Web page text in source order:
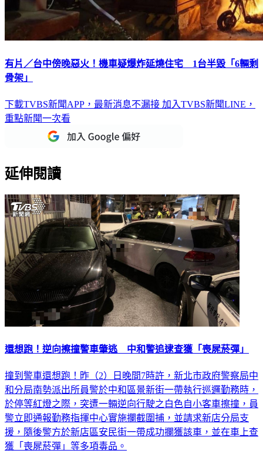
有片／台中傍晚惡火！機車疑爆炸延燒住宅 1台半毀「6輛剩
骨架」
下載TVBS新聞APP，最新消息不漏接 加入TVBS新聞LINE，
重點新聞一次看
延伸閱讀
還想跑！逆向擦撞警車肇逃 中和警追逮查獲「喪屍菸彈」
撞到警車還想跑！昨（2）日晚間7時許，新北市政府警察局中
和分局南勢派出所員警於中和區景新街一帶執行巡邏勤務時，
於停等紅燈之際，突遭一輛逆向行駛之白色自小客車擦撞，員
警立即通報勤務指揮中心實施攔截圍捕，並請求新店分局支
援，隨後警方於新店區安民街一帶成功攔獲該車，並在車上查
獲「喪屍菸彈」等多項毒品。